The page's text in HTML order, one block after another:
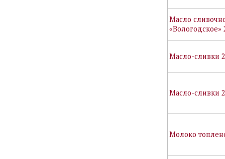
Масло
«Вологодское»
Масло-сливки
Масло-сливки
Молоко